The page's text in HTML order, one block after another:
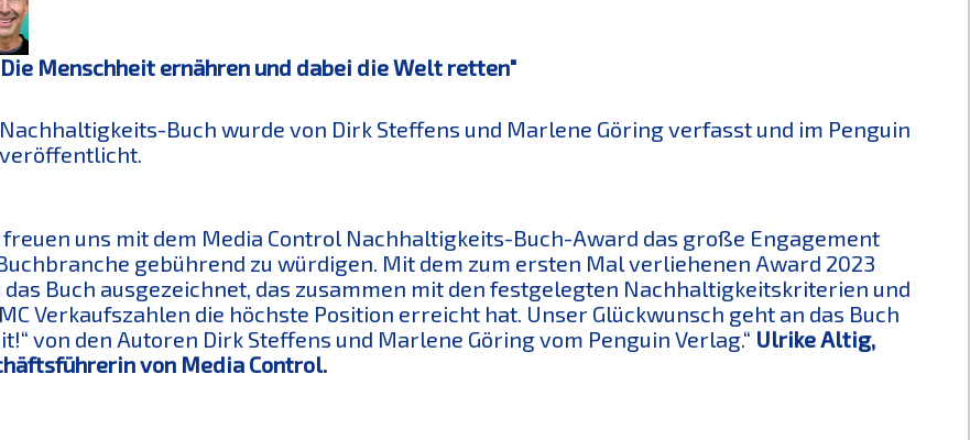
Menschheit ernähren und dabei die Welt retten"
Buch wurde von Dirk Steffens und Marlene Göring verfasst und im Penguin
freuen uns mit dem Media Control Nachhaltigkeits-Buch-Award das große Engagement
gebührend zu würdigen. Mit dem zum ersten Mal verliehenen Award 2023
Buch ausgezeichnet, das zusammen mit den festgelegten Nachhaltigkeitskriterien und
Verkaufszahlen die höchste Position erreicht hat. Unser Glückwunsch geht an das Buch
it!“ von den Autoren Dirk Steffens und Marlene Göring vom Penguin Verlag.“ Ulrike Altig,
von Media Control.